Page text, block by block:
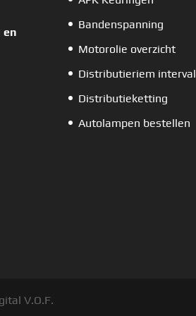
en
Bandenspanning
Motorolie overzicht
Distributieriem interval
Distributieketting
Autolampen bestellen
V.O.F.